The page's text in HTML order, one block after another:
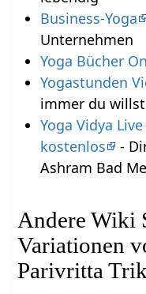
Business-Yoga
Unternehmen
Yoga Bücher
Yogastunden
immer du willst
Yoga Vidya
kostenlos
-
Ashram Bad
Andere Wiki
Variationen
Parivritta